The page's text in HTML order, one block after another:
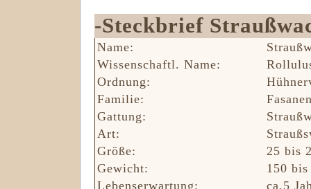
-Steckbrief
Name:
Wissenschaftl. Name:
Ordnung:
Familie:
Gattung:
Art:
Größe:
25 bis
Gewicht:
150
Lebenserwartung:
ca.5